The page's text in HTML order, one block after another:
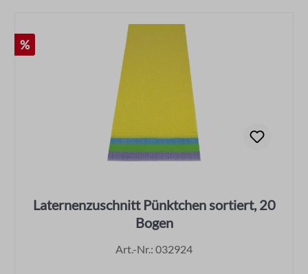
Rabatt
%
Laternenzuschnitt Pünktchen sortiert, 20
Bogen
Art.-Nr.: 032924